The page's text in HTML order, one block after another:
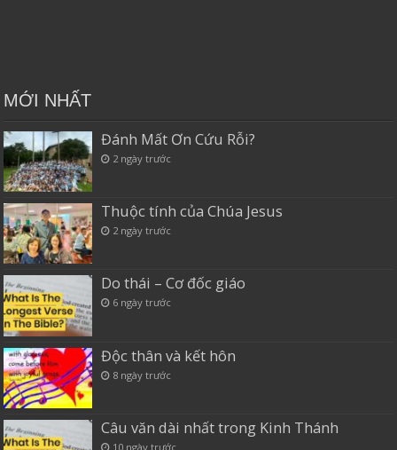
MỚI NHẤT
Đánh Mất Ơn Cứu Rỗi?
2 ngày trước
Thuộc tính của Chúa Jesus
2 ngày trước
Do thái – Cơ đốc giáo
6 ngày trước
Độc thân và kết hôn
8 ngày trước
Câu văn dài nhất trong Kinh Thánh
10 ngày trước